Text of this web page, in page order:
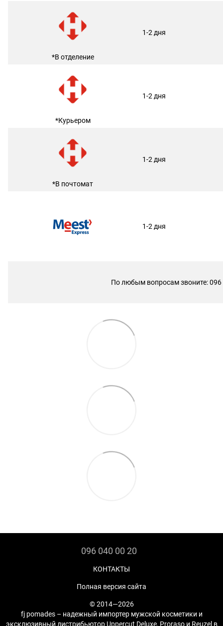
*В отделение
1-2 дня
*Курьером
1-2 дня
*В почтомат
1-2 дня
1-2 дня
По любым вопросам звоните: 096
096 040 00 20
КОНТАКТЫ
Полная версия сайта
© 2014—2026
fj pomades – надежный импортер мужской косметики и
эксклюзивный дистрибьютор Uppercut Deluxe, Proraso и Reuzel в